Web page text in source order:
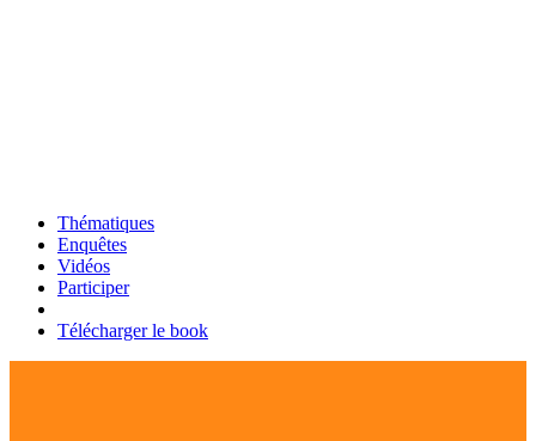
Thématiques
Enquêtes
Vidéos
Participer
Télécharger le book